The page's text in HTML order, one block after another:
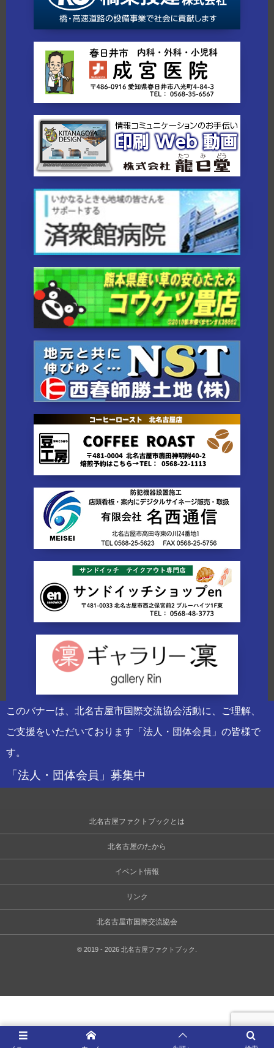
このバナーは、北名古屋市国際交流協会活動に、ご理解、
ご支援をいただいております「法人・団体会員」の皆様で
す。
「法人・団体会員」募集中
北名古屋ファクトブックとは
北名古屋のたから
イベント情報
リンク
北名古屋市国際交流協会
© 2019 - 2026 北名古屋ファクトブック